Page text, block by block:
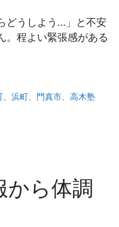
どうしよう…」と不安
。程よい緊張感がある
、浜町 門真市 、高木塾
から体調